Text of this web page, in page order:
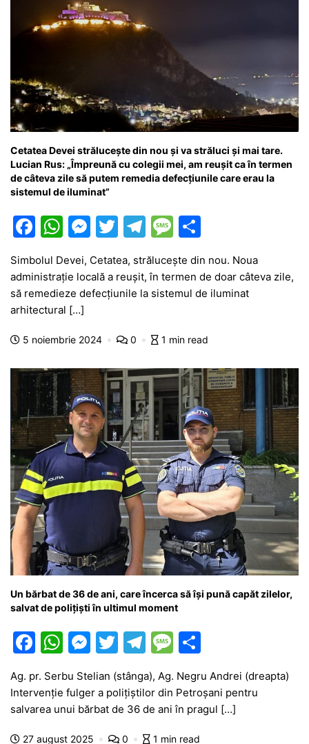
Cetatea Devei strălucește din nou și va străluci și mai tare.
Lucian Rus: „Împreună cu colegii mei, am reușit ca în termen
de câteva zile să putem remedia defecțiunile care erau la
sistemul de iluminat”
F
c
e
b
o
k
W
at
s
A
p
M
s
s
n
er
T
itt
er
T
e
gr
m
M
s
s
g
ta
je
z
Simbolul Devei, Cetatea, strălucește din nou. Noua
administrație locală a reușit, în termen de doar câteva zile,
să remedieze defecțiunile la sistemul de iluminat
arhitectural […]
5 noiembrie 2024 0 1 min read
Un bărbat de 36 de ani, care încerca să își pună capăt zilelor,
salvat de polițiști în ultimul moment
F
c
e
b
W
at
s
A
M
e
s
s
e
T
w
itt
er
T
el
e
gr
a
M
s
s
a
ta
je
Ag. pr. Serbu Stelian (stânga), Ag. Negru Andrei (dreapta)
Intervenție fulger a polițiștilor din Petroșani pentru
salvarea unui bărbat de 36 de ani în pragul […]
27 august 2025 0 1 min read